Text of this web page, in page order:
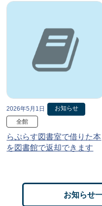
2026年5月1日
お知らせ
全館
らぷらす図書室で借りた本
を図書館で返却できます
お知らせ